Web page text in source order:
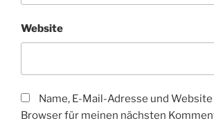
Website
Name, E-Mail-Adresse und
Browser für meinen nächsten